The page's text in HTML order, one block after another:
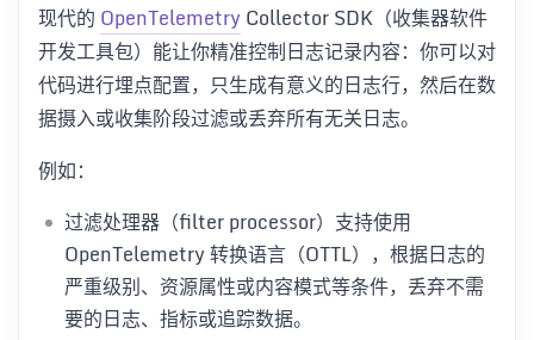
现代的 OpenTelemetry Collector SDK（收集器软件
开发工具包）能让你精准控制日志记录内容：你可以对
代码进行埋点配置，只生成有意义的日志行，然后在数
据摄入或收集阶段过滤或丢弃所有无关日志。
例如：
过滤处理器（filter processor）支持使用
OpenTelemetry 转换语言（OTTL），根据日志的
严重级别、资源属性或内容模式等条件，丢弃不需
要的日志、指标或追踪数据。